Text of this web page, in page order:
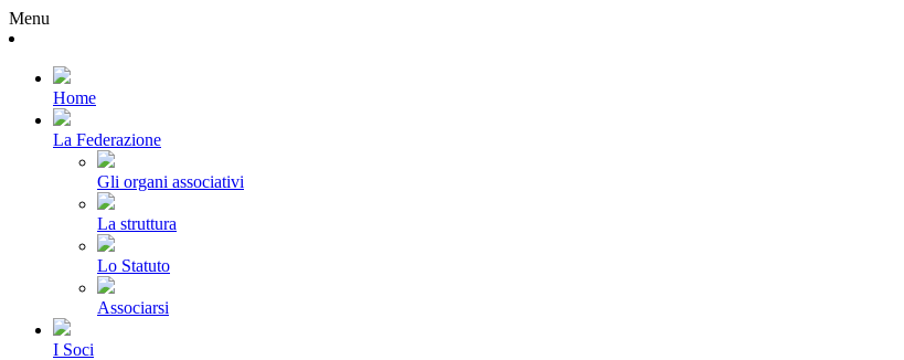
Menu
Home
La Federazione
Gli organi associativi
La struttura
Lo Statuto
Associarsi
I Soci